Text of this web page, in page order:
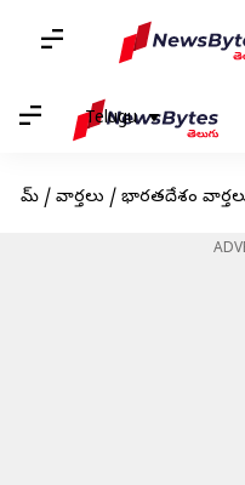
Telugu
హోమ్ / వార్తలు / భారతదేశం